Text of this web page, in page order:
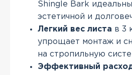
Shingle Bark
эстетичной и
Легкий вес листа в 3
упрощает монтаж и
на стропильную
Эффективный